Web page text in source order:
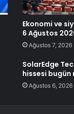
Ekonomi ve
6 Ağustos
Ağustos 7, 2026
SolarEdge
hissesi bugün
Ağustos 6, 2026